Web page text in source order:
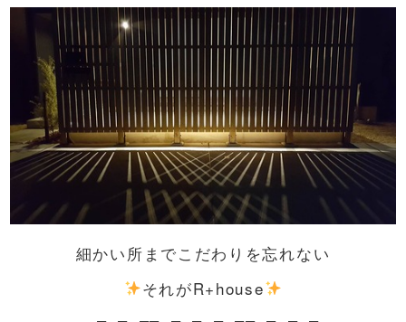
細かい所までこだわりを忘れない
それがR+house